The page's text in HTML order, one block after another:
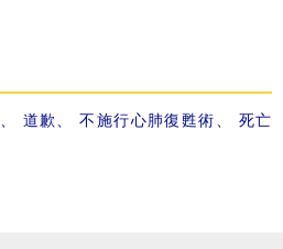
、 道歉、不施行心肺復甦術、 死亡